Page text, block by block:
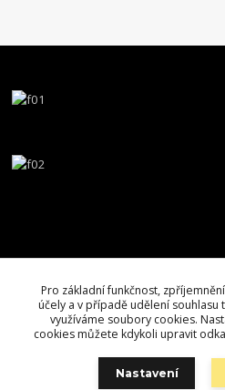
Pro základní funkčnost,
účely a v případě udělení souhlasu
využíváme soubory cookies.
cookies můžete kdykoli upravit
Nastavení